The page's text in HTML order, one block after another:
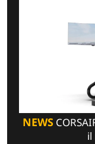
NEWS
il